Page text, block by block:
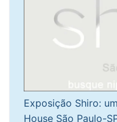
Exposição Shiro:
House São Paulo-